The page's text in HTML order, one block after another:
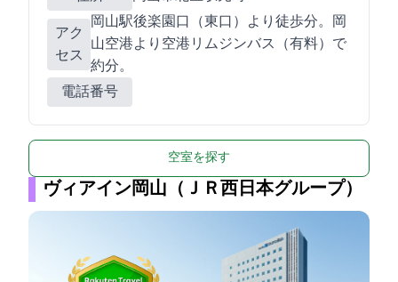
アク
セス
JR岡山駅後楽園口（東口）より徒歩2分。岡
山空港より空港リムジンバス（有料）で
約30分。
電話番号
空室を探す
ヴィアイン岡山（ＪＲ西日本グループ）